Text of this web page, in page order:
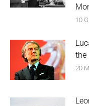
10
the
20